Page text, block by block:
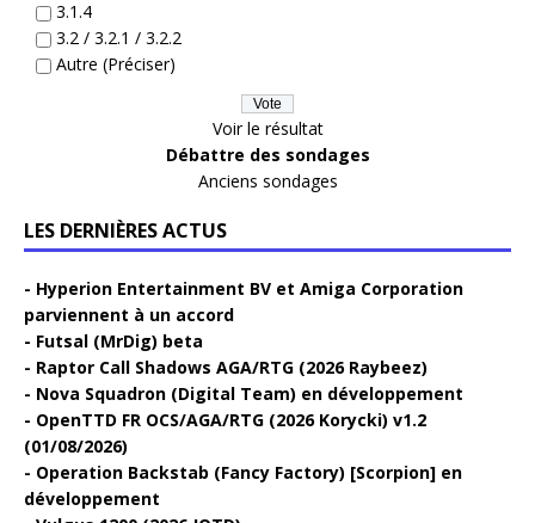
3.1.4
3.2 / 3.2.1 / 3.2.2
Autre (Préciser)
Voir le résultat
Débattre des sondages
Anciens sondages
LES DERNIÈRES ACTUS
Hyperion Entertainment BV et Amiga Corporation
parviennent à un accord
Futsal (MrDig) beta
Raptor Call Shadows AGA/RTG (2026 Raybeez)
Nova Squadron (Digital Team) en développement
OpenTTD FR OCS/AGA/RTG (2026 Korycki) v1.2
(01/08/2026)
Operation Backstab (Fancy Factory) [Scorpion] en
développement